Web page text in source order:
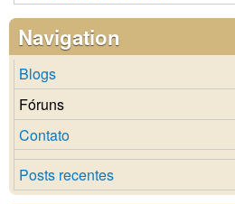
Navigation
Blogs
Fóruns
Contato
Posts recentes